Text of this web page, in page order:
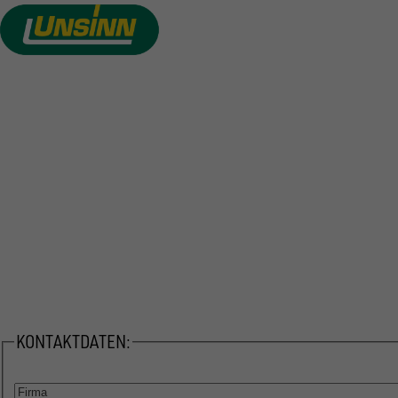
Direkt
zum
Inhalt
KONTAKTDATEN:
Firma